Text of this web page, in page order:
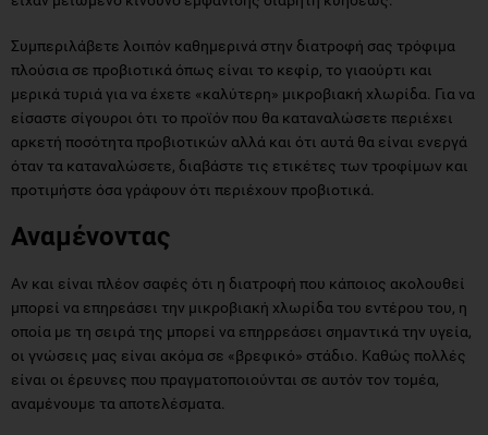
Συμπεριλάβετε λοιπόν καθημερινά στην διατροφή σας τρόφιμα
πλούσια σε προβιοτικά όπως είναι το κεφίρ, το γιαούρτι και
μερικά τυριά για να έχετε «καλύτερη» μικροβιακή χλωρίδα. Για να
είσαστε σίγουροι ότι το προϊόν που θα καταναλώσετε περιέχει
αρκετή ποσότητα προβιοτικών αλλά και ότι αυτά θα είναι ενεργά
όταν τα καταναλώσετε, διαβάστε τις ετικέτες των τροφίμων και
προτιμήστε όσα γράφουν ότι περιέχουν προβιοτικά.
Αναμένοντας
Αν και είναι πλέον σαφές ότι η διατροφή που κάποιος ακολουθεί
μπορεί να επηρεάσει την μικροβιακή χλωρίδα του εντέρου του, η
οποία με τη σειρά της μπορεί να επηρρεάσει σημαντικά την υγεία,
οι γνώσεις μας είναι ακόμα σε «βρεφικό» στάδιο. Καθώς πολλές
είναι οι έρευνες που πραγματοποιούνται σε αυτόν τον τομέα,
αναμένουμε τα αποτελέσματα.